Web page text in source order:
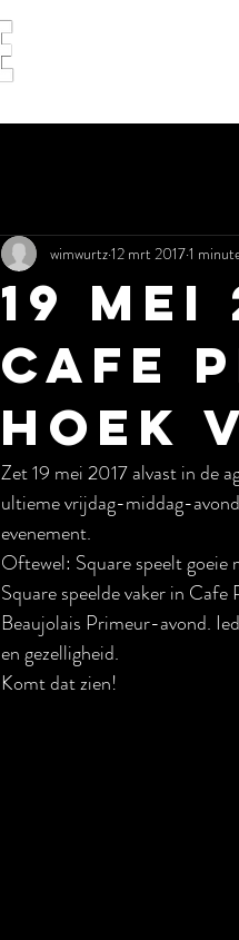
19 mei
Cafe
Hoek
wimwurtz12 mrt 20171
Zet 19 mei 2017 alvast in de
ultieme vrijdag-middag-
evenement.
Oftewel: Square speelt
Square speelde vaker in
Beaujolais Primeur-avond.
en gezelligheid.
Komt dat zien!